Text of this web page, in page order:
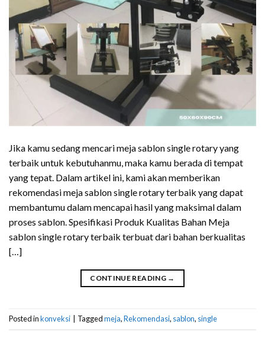
Jika kamu sedang mencari meja sablon single rotary yang
terbaik untuk kebutuhanmu, maka kamu berada di tempat
yang tepat. Dalam artikel ini, kami akan memberikan
rekomendasi meja sablon single rotary terbaik yang dapat
membantumu dalam mencapai hasil yang maksimal dalam
proses sablon. Spesifikasi Produk Kualitas Bahan Meja
sablon single rotary terbaik terbuat dari bahan berkualitas
[…]
CONTINUE READING →
Posted inkonveksi Taggedmeja,Rekomendasi, sablon, single